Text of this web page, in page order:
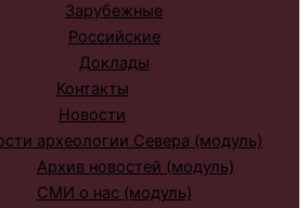
Зарубежные
Российские
Доклады
Контакты
Новости
археологии Севера (модуль)
Архив новостей (модуль)
СМИ о нас (модуль)